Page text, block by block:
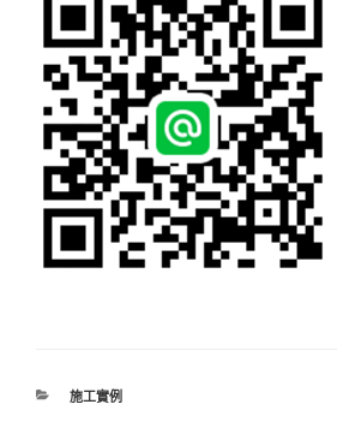
分
施工實例